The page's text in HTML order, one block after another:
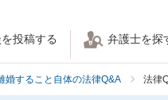
投稿する 弁護士を探
婚すること自体の法律Q&A 法律